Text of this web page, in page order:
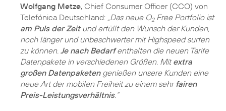
Wolfgang Metze, Chief Consumer Officer (CCO) von
Telefónica Deutschland: „Das neue O2Free Portfolio ist
am Puls der Zeitund erfüllt den Wunsch der Kunden,
noch länger und unbeschwerter mit Highspeed surfen
zu können. Je nach Bedarfenthalten die neuen Tarife
Datenpakete in verschiedenen Größen. Mitextra
großen Datenpaketengenießen unsere Kunden eine
neue Art der mobilen Freiheit zu einem sehr fairen
Preis-Leistungsverhältnis.“